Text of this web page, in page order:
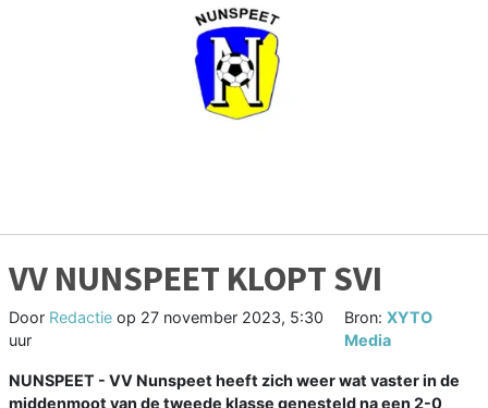
VV NUNSPEET KLOPT SVI
Door Redactie op 27 november 2023, 5:30
uur
Bron: XYTO
Media
NUNSPEET - VV Nunspeet heeft zich weer wat vaster in de
middenmoot van de tweede klasse genesteld na een 2-0